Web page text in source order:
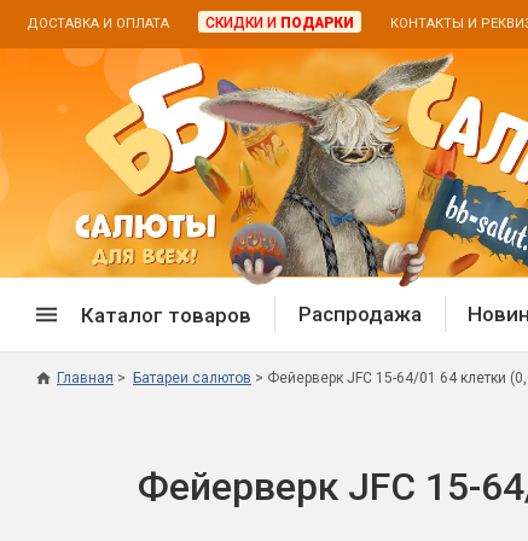
ДОСТАВКА И ОПЛАТА СКИДКИ И ПОДАРКИ КОНТАКТЫ И
Каталог товаров
Распродажа петард
Распродажа бенгальских огней
Распродажа
Главная Батареи салютов Фейерверк JFC 15-64/01 64 клетки
Фейерверк JFC 15-